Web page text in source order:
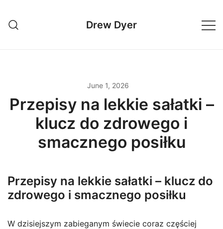
content
Drew Dyer
June 1, 2026
Przepisy na lekkie sałatki –
klucz do zdrowego i
smacznego posiłku
Przepisy na lekkie sałatki – klucz do
zdrowego i smacznego posiłku
W dzisiejszym zabieganym świecie coraz częściej